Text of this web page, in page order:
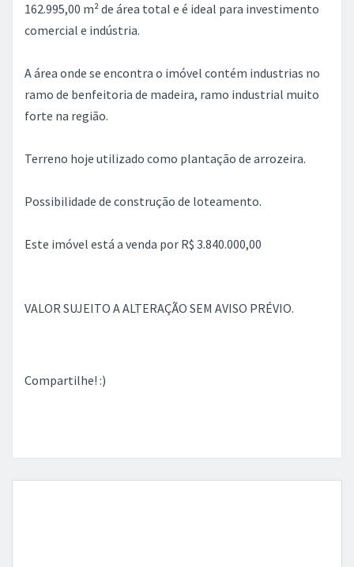
162.995,00 m² de área total e é ideal para investimento
comercial e indústria.
A área onde se encontra o imóvel contém industrias no
ramo de benfeitoria de madeira, ramo industrial muito
forte na região.
Terreno hoje utilizado como plantação de arrozeira.
Possibilidade de construção de loteamento.
Este imóvel está a venda por R$ 3.840.000,00
VALOR SUJEITO A ALTERAÇÃO SEM AVISO PRÉVIO.
Compartilhe! :)